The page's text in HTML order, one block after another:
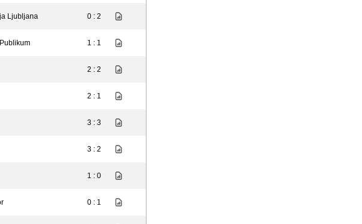
Ljubljana 0 : 2
1 : 1
2 : 2
2 : 1
3 : 3
3 : 2
1 : 0
0 : 1